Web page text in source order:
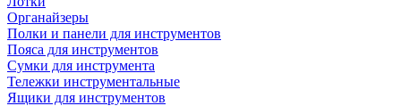
Органайзеры
Полки и панели для инструментов
Пояса для инструментов
Сумки для инструмента
Тележки инструментальные
Ящики для инструментов